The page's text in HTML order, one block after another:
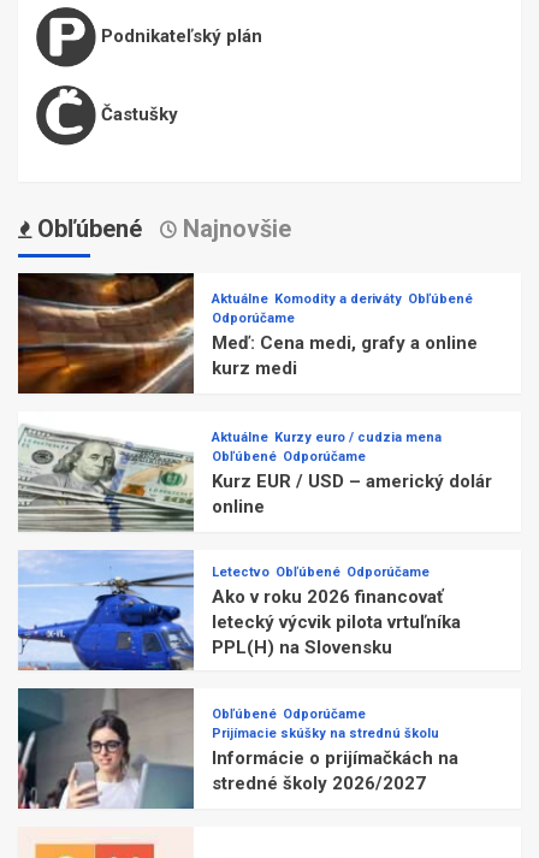
Podnikateľský plán
Častušky
Obľúbené Najnovšie
Aktuálne Komodity a deriváty Obľúbené
Odporúčame
Meď: Cena medi, grafy a online
kurz medi
Aktuálne Kurzy euro / cudzia mena
Obľúbené Odporúčame
Kurz EUR / USD – americký dolár
online
Letectvo Obľúbené Odporúčame
Ako v roku 2026 financovať
letecký výcvik pilota vrtuľníka
PPL(H) na Slovensku
Obľúbené Odporúčame
Prijímacie skúšky na strednú školu
Informácie o prijímačkách na
stredné školy 2026/2027